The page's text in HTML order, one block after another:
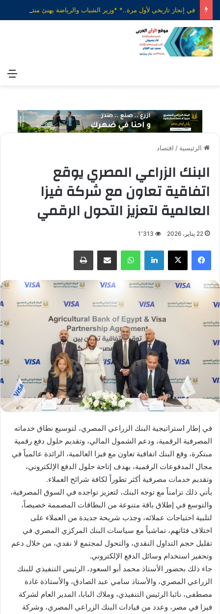
الرئيسية / اقتصاد
البنك الزراعي المصري يوقع
اتفاقية تعاون مع شركة فيزا
العالمية لتعزيز التحول الرقمي
22 يناير، 2026 1٬313
فيسبوك X لينكدإن واتساب مشاركة عبر البريد طباعة
في إطار استراتيجية البنك الزراعي المصري، لتوسيع نطاق خدماته
المصرفية الرقمية، ودعم الشمول المالي، وتقديم حلول دفع رقمية
مبتكرة، وقع البنك اتفاقية تعاون مع فيزا العالمية، الرائدة عالمياً في
مجال المدفوعات الرقمية، بهدف إتاحة حلول الدفع الإلكتروني،
وتقديم خدمات مصرفية أكثر تطوراً لكافة شرائح العملاء.
يأتي ذلك تزامناً مع توجه البنك، لتعزيز تواجده في السوق المصرفية،
والتوسع في إطلاق باقة متنوعة من البطاقات المصممة خصيصاً،
لتلبية احتياجات عملائه، وجذب شريحة جديدة من العملاء على
اختلاف فئاتهم، تماشياً مع سياسات البنك المركزي المصري في
تقليل حجم التداول النقدي، والتحول لمجتمع لا نقدي، من خلال دعم
وتحفيز استخدام وسائل الدفع الإلكتروني.
جاء ذلك بحضور الأستاذ محمد أبو السعود، الرئيس التنفيذي للبنك
الزراعي المصري، والأستاذ سامي عبد الصادق، والأستاذة غادة
مصطفى، نائبا الرئيس التنفيذي، وملاك البابا، المدير العام لشركة
فيزا في مصر، وعدد من قيادات البنك الزراعي المصري، وشركة